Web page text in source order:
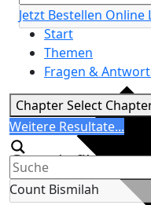
Jetzt Bestellen Online
Start
Themen
Fragen &
ChapterSelect
Search
Weitere Resultate...
Generic filters
Count Bismilah